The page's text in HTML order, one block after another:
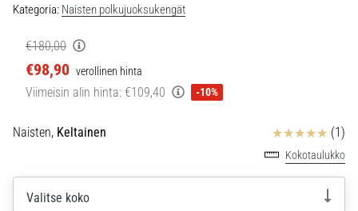
sukkulajuoksu
nopeutta,
ketteryyttä
suunnanmuutoksia.
se
sitä…
Kategoria: Naisten polkujuoksukengät
€180,00
€98,90 verollinen hinta
Viimeisin alin hinta: €109,40 -10%
Naisten, Keltainen Arvostelut (1)
Kokotaulukko
Valitse koko